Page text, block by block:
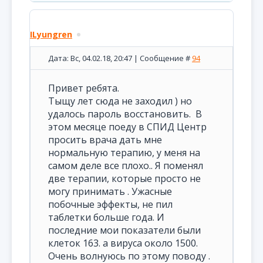
ILyungren
Дата: Вс, 04.02.18, 20:47 | Сообщение #94
Привет ребята.
Тыщу лет сюда не заходил ) но
удалось пароль восстановить. В
этом месяце поеду в СПИД Центр
просить врача дать мне
нормальную терапию, у меня на
самом деле все плохо.. Я поменял
две терапии, которые просто не
могу принимать . Ужасные
побочные эффекты, не пил
таблетки больше года. И
последние мои показатели были
клеток 163. а вируса около 1500.
Очень волнуюсь по этому поводу .